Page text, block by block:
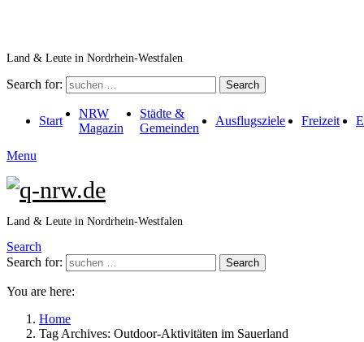
Land & Leute in Nordrhein-Westfalen
Search for: Search
Start
NRW
Magazin
Städte &
Gemeinden
Ausflugsziele Freizeit
Menu
Land & Leute in Nordrhein-Westfalen
Search
Search for:
Search
You are here:
Home
Tag Archives: Outdoor-Aktivitäten im Sauerland